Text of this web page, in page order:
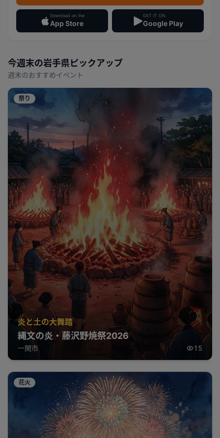
Download on the
App Store
GET IT ON
Google Play
今週末の岩手県 ピックアップ
週末のおすすめイベント
祭り
炎と土の大舞踏
縄文の炎・藤沢野焼祭2026
一関市 15
花火